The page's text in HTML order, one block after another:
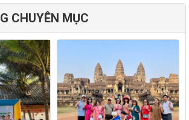
CHUYÊN MỤC